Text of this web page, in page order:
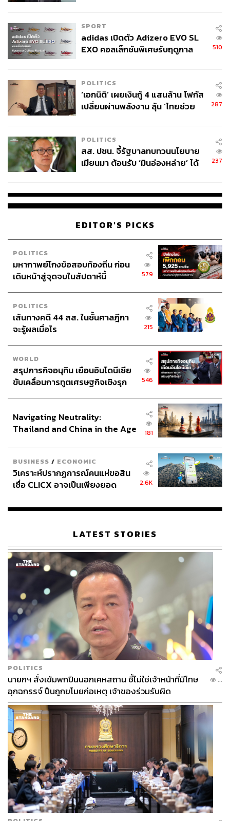
SPORT
adidas เปิดตัว Adizero EVO SL
EXO คอลเล็กชันพิเศษรับฤดูกาล
510
POLITICS
‘เอกนิติ’ เผยเงินกู้ 4 แสนล้าน โฟกัส
เปลี่ยนผ่านพลังงาน ลุ้น ‘ไทยช่วย
287
POLITICS
สส. ปชน. จี้รัฐบาลทบทวนนโยบาย
เมียนมา ต้อนรับ ‘มินอ่องหล่าย’ ได้
237
EDITOR'S PICKS
POLITICS
มหากาพย์โกงข้อสอบท้องถิ่น ก่อน
เดินหน้าสู่จุดจบในสัปดาห์นี้
579
POLITICS
เส้นทางคดี 44 สส. ในชั้นศาลฎีกา
จะรู้ผลเมื่อไร
215
WORLD
สรุปภารกิจอนุทิน เยือนอินโดนีเซีย
ขับเคลื่อนการทูตเศรษฐกิจเชิงรุก
546
Navigating Neutrality:
Thailand and China in the Age
181
BUSINESS / ECONOMIC
วิเคราะห์ปรากฏการณ์คนแห่ขอสิน
เชื่อ CLICX อาจเป็นเพียงยอด
เรือนไทยที่ถูกซุกไว้
2.6K
LATEST STORIES
POLITICS
นายกฯ สั่งเข้มพกปืนนอกเคหสถาน ชี้ไม่ใช่เจ้าหน้าที่มีโทษ
อุกฉกรรจ์ ปืนถูกขโมยก่อเหตุ เจ้าของร่วมรับผิด
...